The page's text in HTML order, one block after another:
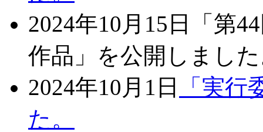
2024年10月15日
「第
作品」を公開しまし
2024年10月1日
「実
た。